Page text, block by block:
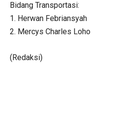
Bidang Transportasi:
1. Herwan Febriansyah
2. Mercys Charles Loho
(Redaksi)